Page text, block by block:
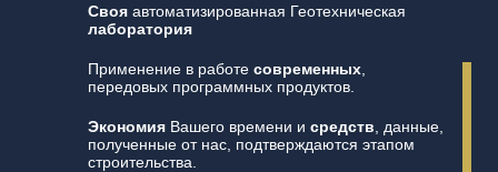
Свояавтоматизированная Геотехническая
лаборатория
Применение в работе современных,
передовых программных продуктов.
ЭкономияВашего времени и средств , данные,
полученные от нас, подтверждаются этапом
строительства.